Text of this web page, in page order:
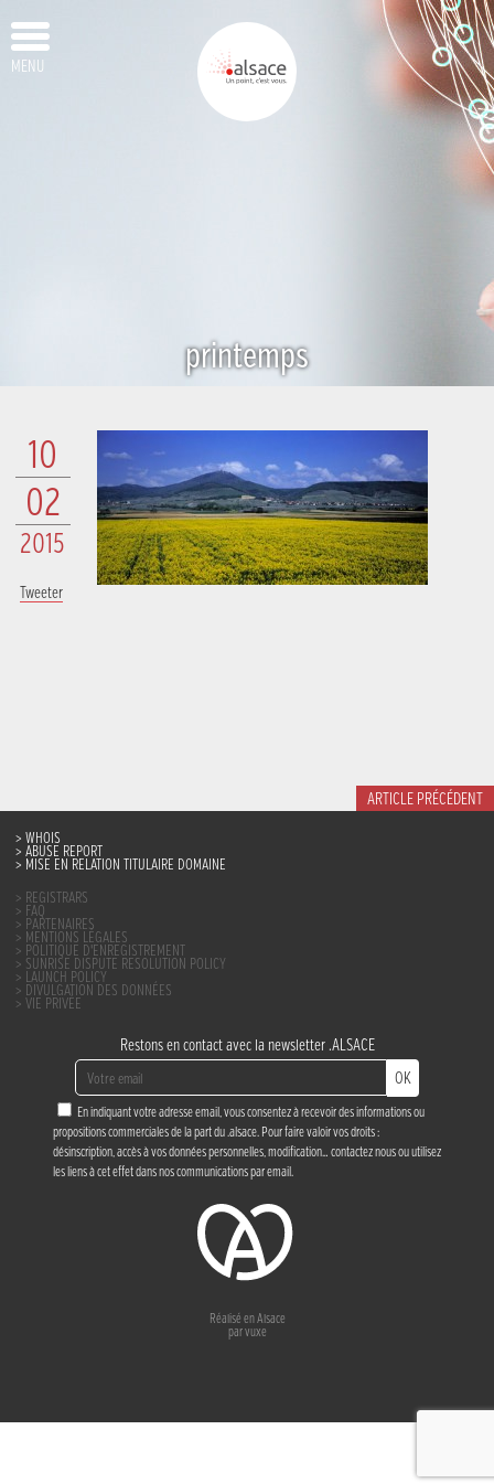
MENU
printemps
10
02
2015
Tweeter
ARTICLE PRÉCÉDENT
WHOIS
ABUSE REPORT
MISE EN RELATION TITULAIRE DOMAINE
REGISTRARS
FAQ
PARTENAIRES
MENTIONS LÉGALES
POLITIQUE D’ENREGISTREMENT
SUNRISE DISPUTE RESOLUTION POLICY
LAUNCH POLICY
DIVULGATION DES DONNÉES
VIE PRIVÉE
Restons en contact avec la newsletter .ALSACE
OK
En indiquant votre adresse email, vous consentez à recevoir des informations ou
propositions commerciales de la part du .alsace. Pour faire valoir vos droits :
désinscription, accès à vos données personnelles, modification… contactez nousou utilisez
les liens à cet effet dans nos communications par email.
Réalisé en Alsace
parvuxe